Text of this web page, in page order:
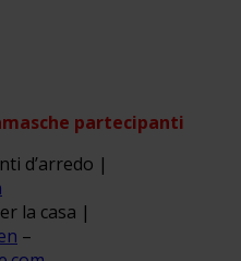
partecipanti
d’arredo |
la casa |
–